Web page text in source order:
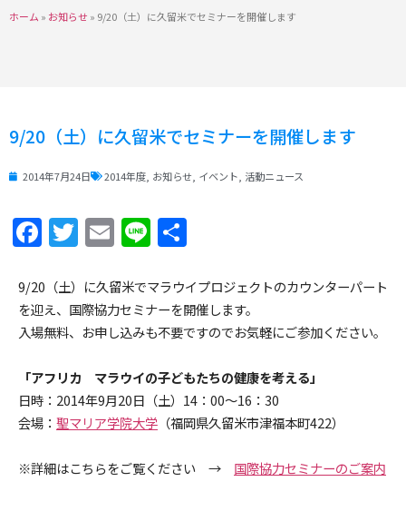
ホーム » お知らせ » 9/20（土）に久留米でセミナーを開催します
9/20（土）に久留米でセミナーを開催します
2014年7月24日 2014年度 お知らせ イベント 活動ニュース
Facebook
Twitter
Email
Line
9/20（土）に久留米でマラウイプロジェクトのカウンターパート
を迎え、国際協力セミナーを開催します。
入場無料、お申し込みも不要ですのでお気軽にご参加ください。
「アフリカ マラウイの子どもたちの健康を考える」
日時：2014年9月20日（土）14：00～16：30
会場： 聖マリア学院大学 （福岡県久留米市津福本町422）
※詳細はこちらをご覧ください → 国際協力セミナーのご案内